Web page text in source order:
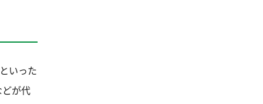
いった
が代